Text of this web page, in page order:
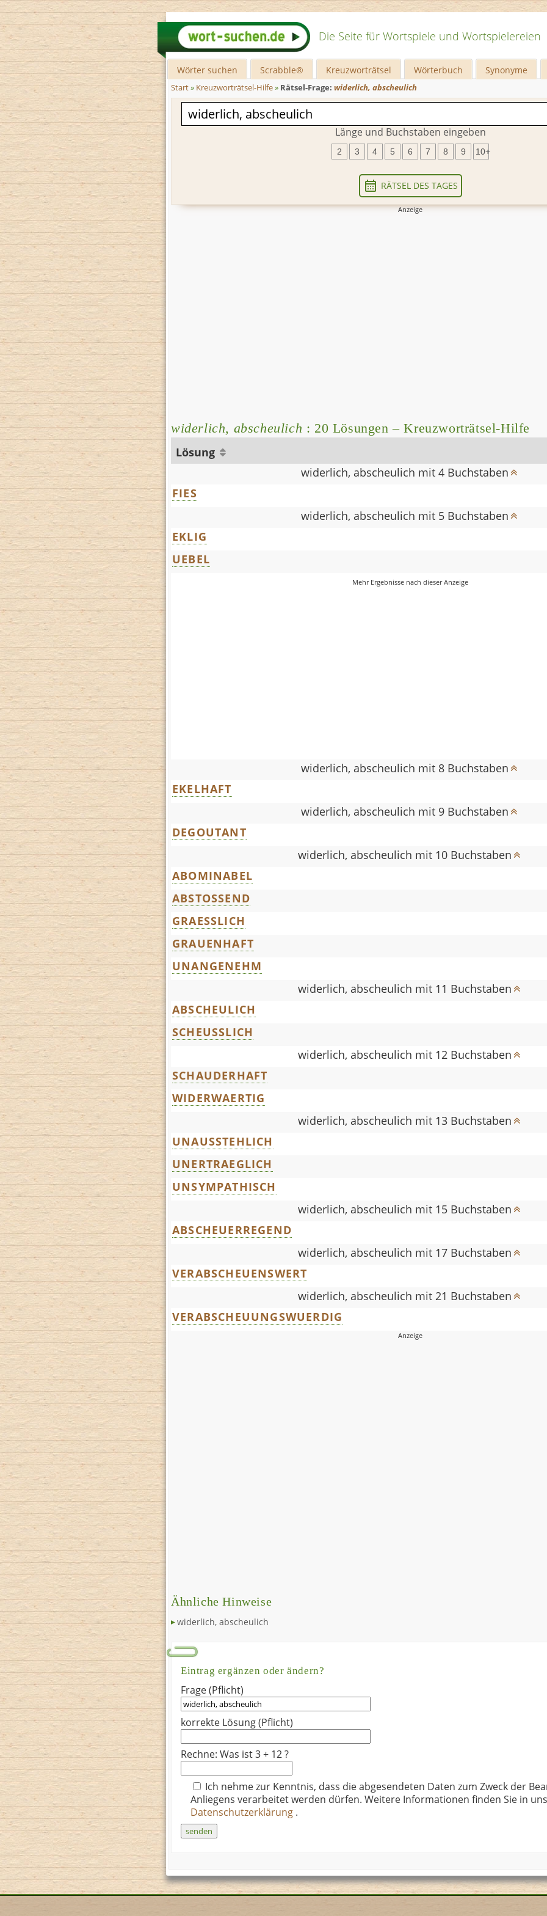
Die Seite für Wortspiele und Wortspielereien
Wörter suchen Scrabble® Kreuzworträtsel Wörterbuch Synonyme
Start» Kreuzworträtsel-Hilfe» Rätsel-Frage: widerlich, abscheulich
Länge und Buchstaben eingeben
2 3 4 5 6 7 8 9 10+
RÄTSEL DES TAGES
widerlich, abscheulich : 20 Lösungen – Kreuzworträtsel-Hilfe
Lösung
widerlich, abscheulich mit 4 Buchstaben
FIES
widerlich, abscheulich mit 5 Buchstaben
EKLIG
UEBEL
widerlich, abscheulich mit 8 Buchstaben
EKELHAFT
widerlich, abscheulich mit 9 Buchstaben
DEGOUTANT
widerlich, abscheulich mit 10 Buchstaben
ABOMINABEL
ABSTOSSEND
GRAESSLICH
GRAUENHAFT
UNANGENEHM
widerlich, abscheulich mit 11 Buchstaben
ABSCHEULICH
SCHEUSSLICH
widerlich, abscheulich mit 12 Buchstaben
SCHAUDERHAFT
WIDERWAERTIG
widerlich, abscheulich mit 13 Buchstaben
UNAUSSTEHLICH
UNERTRAEGLICH
UNSYMPATHISCH
widerlich, abscheulich mit 15 Buchstaben
ABSCHEUERREGEND
widerlich, abscheulich mit 17 Buchstaben
VERABSCHEUENSWERT
widerlich, abscheulich mit 21 Buchstaben
VERABSCHEUUNGSWUERDIG
Ähnliche Hinweise
widerlich, abscheulich
Eintrag ergänzen oder ändern?
Frage (Pflicht)
korrekte Lösung (Pflicht)
Rechne: Was ist 3 + 12 ?
Ich nehme zur Kenntnis, dass die abgesendeten Daten zum Zweck der
Anliegens verarbeitet werden dürfen. Weitere Informationen finden Sie in
Datenschutzerklärung .